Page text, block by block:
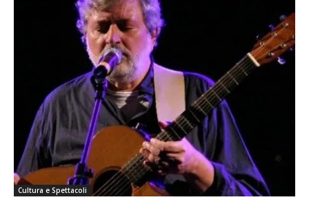
Cultura e Spettacoli